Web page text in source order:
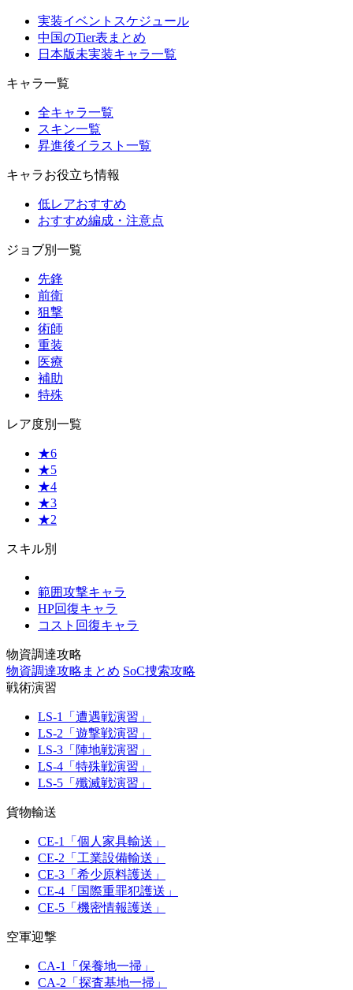
実装イベントスケジュール
中国のTier表まとめ
日本版未実装キャラ一覧
キャラ一覧
全キャラ一覧
スキン一覧
昇進後イラスト一覧
キャラお役立ち情報
低レアおすすめ
おすすめ編成・注意点
ジョブ別一覧
先鋒
前衛
狙撃
術師
重装
医療
補助
特殊
レア度別一覧
★6
★5
★4
★3
★2
スキル別
範囲攻撃キャラ
HP回復キャラ
コスト回復キャラ
物資調達攻略
物資調達攻略まとめ SoC捜索攻略
戦術演習
LS-1「遭遇戦演習」
LS-2「遊撃戦演習」
LS-3「陣地戦演習」
LS-4「特殊戦演習」
LS-5「殲滅戦演習」
貨物輸送
CE-1「個人家具輸送」
CE-2「工業設備輸送」
CE-3「希少原料護送」
CE-4「国際重罪犯護送」
CE-5「機密情報護送」
空軍迎撃
CA-1「保養地一掃」
CA-2「探査基地一掃」